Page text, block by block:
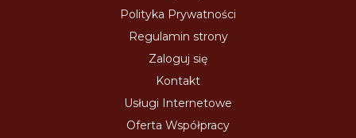
Polityka Prywatności
Regulamin strony
Zaloguj się
Kontakt
Usługi Internetowe
Oferta Współpracy